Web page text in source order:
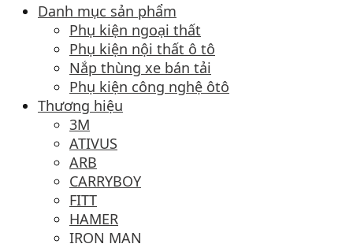
Danh mục sản phẩm
Phụ kiện ngoại thất
Phụ kiện nội thất ô tô
Nắp thùng xe bán tải
Phụ kiện công nghệ ôtô
Thương hiệu
3M
ATIVUS
ARB
CARRYBOY
FITT
HAMER
IRON MAN